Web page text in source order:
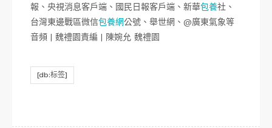
報、央視消息客戶端、國民日報客戶端、新華包養社、
台灣東邊戰區微信包養網公號、舉世網、@廣東氣象等
音頻 | 魏禮園責編 | 陳婉允 魏禮園
[db:标签]